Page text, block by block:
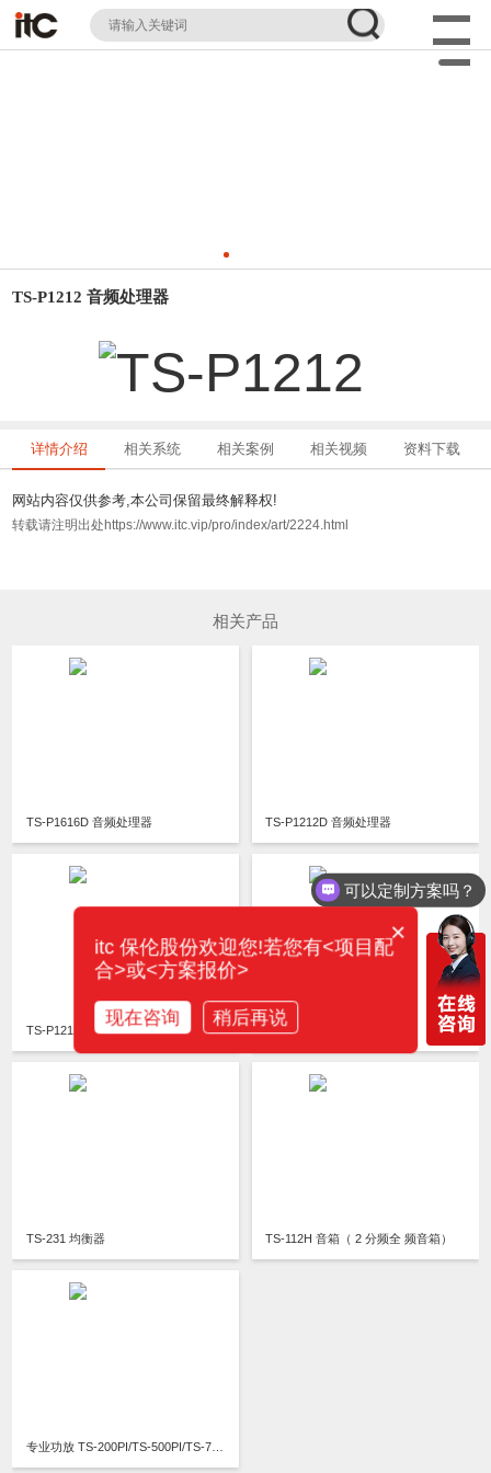
TS-P1212 音频处理器
详情介绍 相关系统 相关案例 相关视频 资料下载
网站内容仅供参考,本公司保留最终解释权!
转载请注明出处https://www.itc.vip/pro/index/art/2224.html
相关产品
TS-P1616D 音频处理器 TS-P1212D 音频处理器
TS-P1212 音频处理器 TS-0811 反馈抑制器
TS-231 均衡器 TS-112H 音箱（ 2 分频全 频音箱）
专业功放 TS-200PI/TS-500PI/TS-700PI
可以定制方案吗？
×
itc 保伦股份欢迎您!若您有<项目配
合>或<方案报价>
现在咨询 稍后再说